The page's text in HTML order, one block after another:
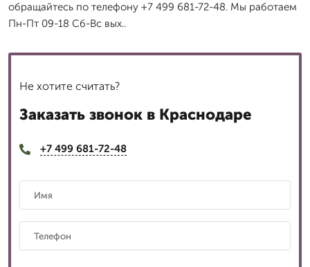
обращайтесь по телефону +7 499 681-72-48. Мы работаем
Пн-Пт 09-18 Сб-Вс вых..
Не хотите считать?
Заказать звонок в Краснодаре
+7 499 681-72-48